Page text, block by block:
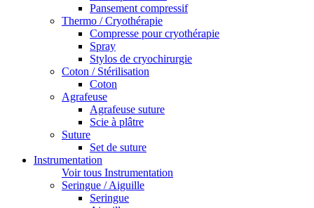
Pansement compressif
Thermo / Cryothérapie
Compresse pour cryothérapie
Spray
Stylos de cryochirurgie
Coton / Stérilisation
Coton
Agrafeuse
Agrafeuse suture
Scie à plâtre
Suture
Set de suture
Instrumentation
Voir tous Instrumentation
Seringue / Aiguille
Seringue